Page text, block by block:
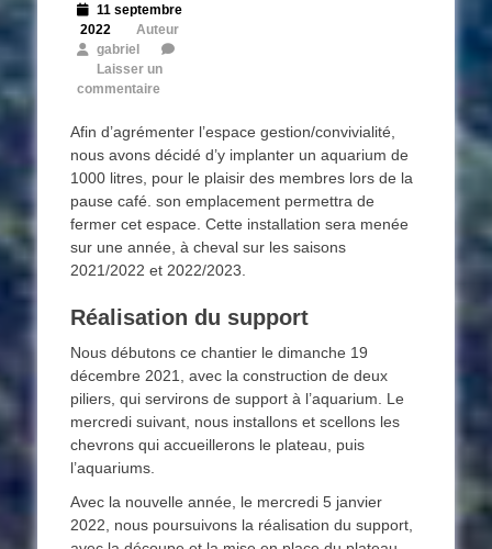
Posted
on
11 septembre
2022
Auteur
gabriel
Laisser un
commentaire
Afin d’agrémenter l’espace gestion/convivialité,
nous avons décidé d’y implanter un aquarium de
1000 litres, pour le plaisir des membres lors de la
pause café. son emplacement permettra de
fermer cet espace. Cette installation sera menée
sur une année, à cheval sur les saisons
2021/2022 et 2022/2023.
Réalisation du support
Nous débutons ce chantier le dimanche 19
décembre 2021, avec la construction de deux
piliers, qui servirons de support à l’aquarium. Le
mercredi suivant, nous installons et scellons les
chevrons qui accueillerons le plateau, puis
l’aquariums.
Avec la nouvelle année, le mercredi 5 janvier
2022, nous poursuivons la réalisation du support,